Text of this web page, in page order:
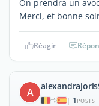
On prendra un
Merci, et bonne
Réagir
A
| 1 POSTS